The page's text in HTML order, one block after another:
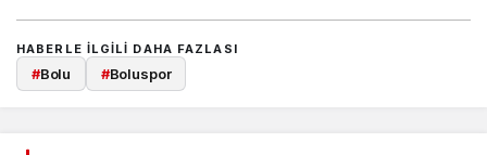
HABERLE ILGILI DAHA FAZLASI
#Bolu #Boluspor